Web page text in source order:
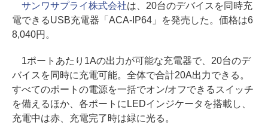
サンワサプライ株式会社は、20台のデバイスを同時充
電できるUSB充電器「ACA-IP64」を発売した。価格は6
8,040円。
1ポートあたり1Aの出力が可能な充電器で、20台のデ
バイスを同時に充電可能。全体で合計20A出力できる。
すべてのポートの電源を一括でオン/オフできるスイッチ
を備えるほか、各ポートにLEDインジケータを搭載し、
充電中は赤、充電完了時は緑に光る。